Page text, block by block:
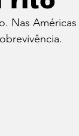
Nas Américas